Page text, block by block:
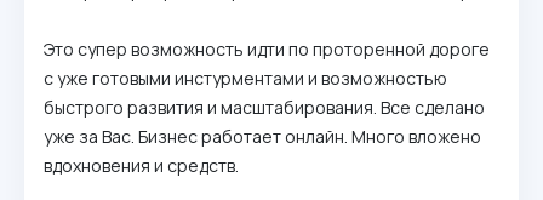
Это супер возможность идти по проторенной дороге
с уже готовыми инстурментами и возможностью
быстрого развития и масштабирования. Все сделано
уже за Вас. Бизнес работает онлайн. Много вложено
вдохновения и средств.